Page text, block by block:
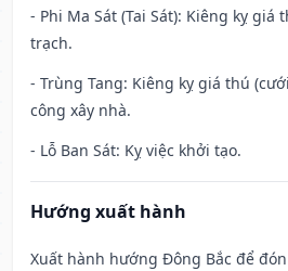
- Phi Ma Sát (Tai Sát): Kiêng kỵ giá
trạch.
- Trùng Tang: Kiêng kỵ giá thú
công xây nhà.
- Lỗ Ban Sát: Kỵ việc khởi tạo.
Hướng xuất hành
Xuất hành hướng Đông Bắc để